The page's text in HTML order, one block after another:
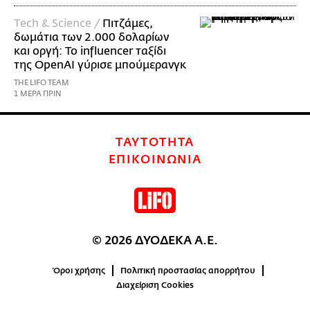
Τech & Science / Πιτζάμες,
δωμάτια των 2.000 δολαρίων
και οργή: Το influencer ταξίδι
της OpenAI γύρισε μπούμερανγκ
THE LIFO TEAM
1 ΜΕΡΑ ΠΡΙΝ
ΤΑΥΤΟΤΗΤΑ
ΕΠΙΚΟΙΝΩΝΙΑ
© 2026 ΔΥΟΔΕΚΑ Α.Ε.
Όροι χρήσης
Πολιτική προστασίας απορρήτου
Διαχείριση Cookies